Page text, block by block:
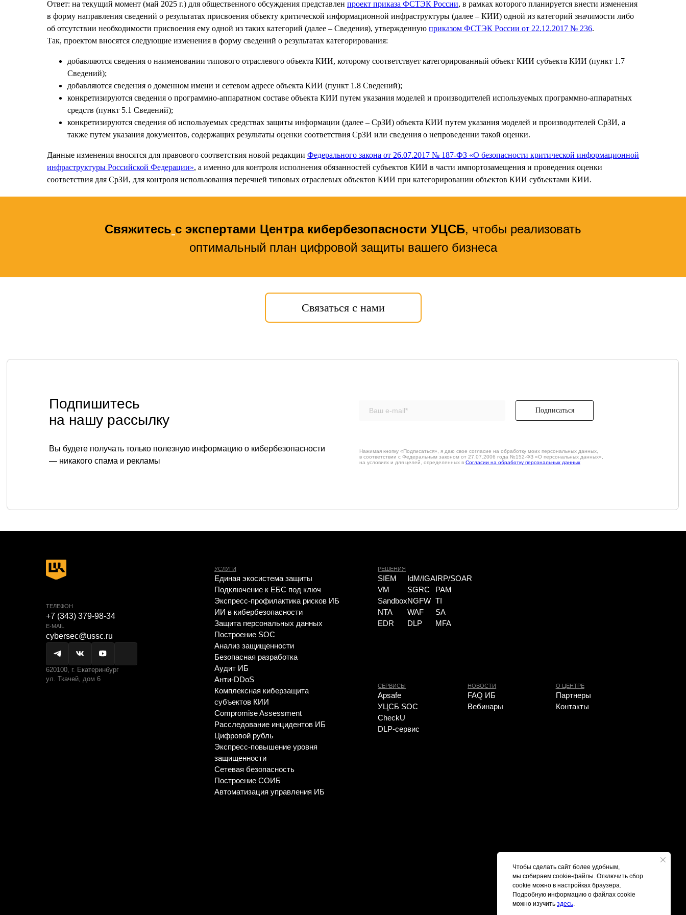
Чтобы сделать сайт более удобным,
мы собираем cookie-файлы. Отключить сбор
cookie можно в настройках браузера.
Подробную информацию о файлах cookie
можно изучить здесь.
Ответ: на текущий момент (май 2025 г.) для общественного обсуждения представлен проект приказа ФСТЭК России, в рамках которого планируется внести изменения
в форму направления сведений о результатах присвоения объекту критической информационной инфраструктуры (далее – КИИ) одной из категорий значимости либо
об отсутствии необходимости присвоения ему одной из таких категорий (далее – Сведения), утвержденную приказом ФСТЭК России от 22.12.2017 № 236.
Так, проектом вносятся следующие изменения в форму сведений о результатах категорирования:
добавляются сведения о наименовании типового отраслевого объекта КИИ, которому соответствует категорированный объект КИИ субъекта КИИ (пункт 1.7
Сведений);
добавляются сведения о доменном имени и сетевом адресе объекта КИИ (пункт 1.8 Сведений);
конкретизируются сведения о программно-аппаратном составе объекта КИИ путем указания моделей и производителей используемых программно-аппаратных
средств (пункт 5.1 Сведений);
конкретизируются сведения об используемых средствах защиты информации (далее – СрЗИ) объекта КИИ путем указания моделей и производителей СрЗИ, а
также путем указания документов, содержащих результаты оценки соответствия СрЗИ или сведения о непроведении такой оценки.
Данные изменения вносятся для правового соответствия новой редакции Федерального закона от 26.07.2017 № 187-ФЗ «О безопасности критической информационной
инфраструктуры Российской Федерации», а именно для контроля исполнения обязанностей субъектов КИИ в части импортозамещения и проведения оценки
соответствия для СрЗИ, для контроля использования перечней типовых отраслевых объектов КИИ при категорировании объектов КИИ субъектами КИИ.
Свяжитесь с экспертами Центра кибербезопасности УЦСБ, чтобы реализовать
оптимальный план цифровой защиты вашего бизнеса
Связаться с нами
Подпишитесь
на нашу рассылку
Вы будете получать только полезную информацию о кибербезопасности
— никакого спама и рекламы
Нажимая кнопку «Подписаться», я даю свое согласие на обработку моих персональных данных,
в соответствии с Федеральным законом от 27.07.2006 года №152-ФЗ «О персональных данных»,
на условиях и для целей, определенных в Согласии на обработку персональных данных
Подписаться
Экспресс-профилактика рисков ИБ
Защита персональных данных
Аудит ИБ
Анти-DDoS
Комплексная киберзащита
субъектов КИИ
Compromise Assessment
Расследование инцидентов ИБ
Цифровой рубль
Экспресс-повышение уровня
защищенности
Сетевая безопасность
Построение СОИБ
Автоматизация управления ИБ
Sandbox
EDR
NGFW
DLP
TI
MFA
620100, г. Екатеринбург
ул. Ткачей, дом 6
Apsafe
НОВОСТИ
FAQ ИБ